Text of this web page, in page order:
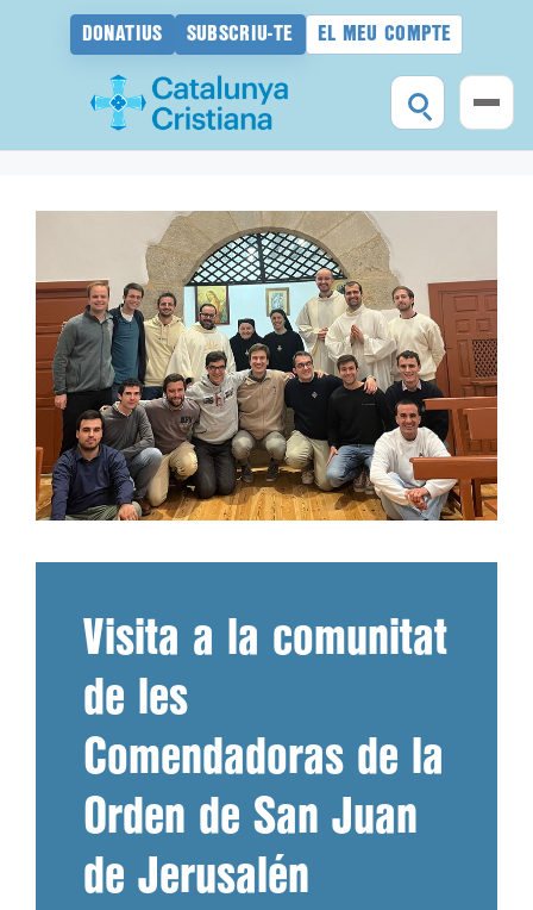
DONATIUS SUBSCRIU-TE EL MEU COMPTE
Visita a la comunitat
de les
Comendadoras de la
Orden de San Juan
de Jerusalén